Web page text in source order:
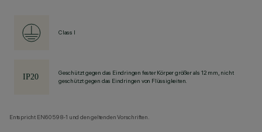
Class I
Geschützt gegen das Eindringen fester Körper größer als 12 mm, nicht
geschützt gegen das Eindringen von Flüssigkeiten.
Entspricht EN60598-1 und den geltenden Vorschriften.